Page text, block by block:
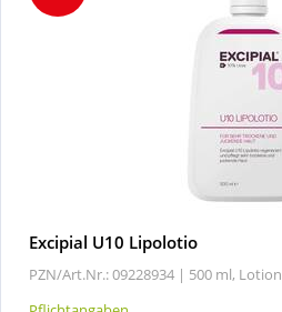
Excipial U10 Lipolotio
PZN/Art.Nr.: 09228934 | 500 ml, Lotion